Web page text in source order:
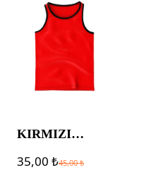
KIRMIZI
YELEĞİ
35,00 ₺45,00₺